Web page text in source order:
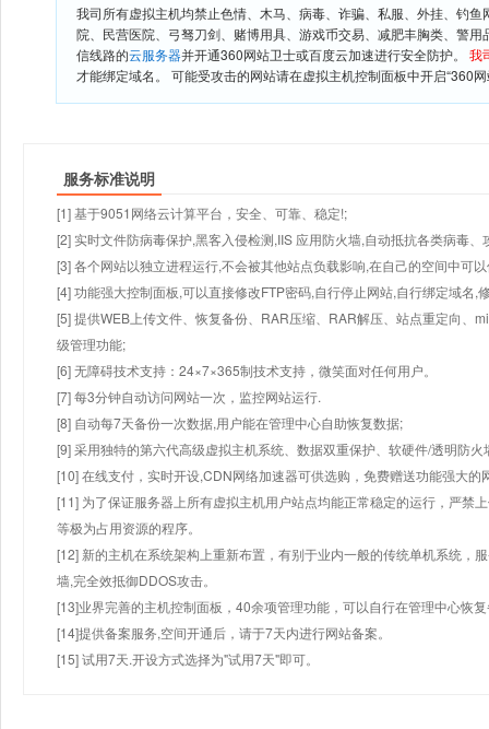
我司所有虚拟主机均禁止色情、木马、病毒、诈骗、私服、外挂、钓
院、民营医院、弓驽刀剑、赌博用具、游戏币交易、减肥丰胸类、警
信线路的云服务器并开通360网站卫士或百度云加速进行安全防护。 我
才能绑定域名。 可能受攻击的网站请在虚拟主机控制面板中开启“360
服务标准说明
[1] 基于9051网络云计算平台，安全、可靠、稳定!;
[2] 实时文件防病毒保护,黑客入侵检测,IIS 应用防火墙,自动抵抗各类病毒、
[3] 各个网站以独立进程运行,不会被其他站点负载影响,在自己的空间中可
[4] 功能强大控制面板,可以直接修改FTP密码,自行停止网站,自行绑定域名,
[5] 提供WEB上传文件、恢复备份、RAR压缩、RAR解压、站点重定向、
级管理功能;
[6] 无障碍技术支持：24×7×365制技术支持，微笑面对任何用户。
[7] 每3分钟自动访问网站一次，监控网站运行.
[8] 自动每7天备份一次数据,用户能在管理中心自助恢复数据;
[9] 采用独特的第六代高级虚拟主机系统、数据双重保护、软硬件/透明防火
[10] 在线支付，实时开设,CDN网络加速器可供选购，免费赠送功能强大
[11] 为了保证服务器上所有虚拟主机用户站点均能正常稳定的运行，严禁
等极为占用资源的程序。
[12] 新的主机在系统架构上重新布置，有别于业内一般的传统单机系统，
墙,完全效抵御DDOS攻击。
[13]业界完善的主机控制面板，40余项管理功能，可以自行在管理中心恢
[14]提供备案服务,空间开通后，请于7天内进行网站备案。
[15] 试用7天.开设方式选择为"试用7天"即可。